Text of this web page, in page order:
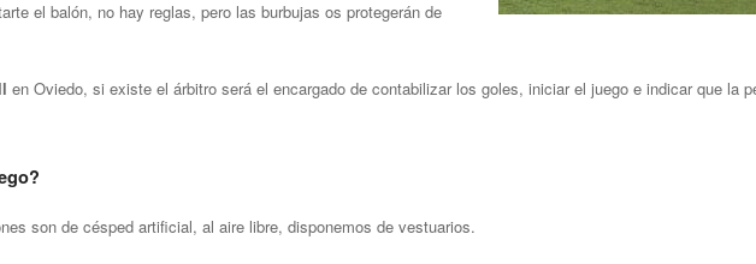
el balón, no hay reglas, pero las burbujas os protegerán de
en Oviedo, si existe el árbitro será el encargado de contabilizar los goles, iniciar el juego e indicar que la
son de césped artificial, al aire libre, disponemos de vestuarios.